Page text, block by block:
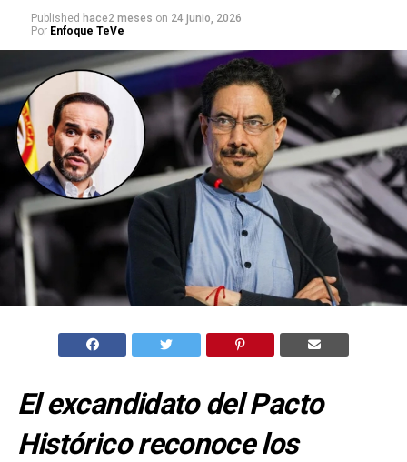
Published hace2 meses on 24 junio, 2026
Por Enfoque TeVe
El excandidato del Pacto
Histórico reconoce los